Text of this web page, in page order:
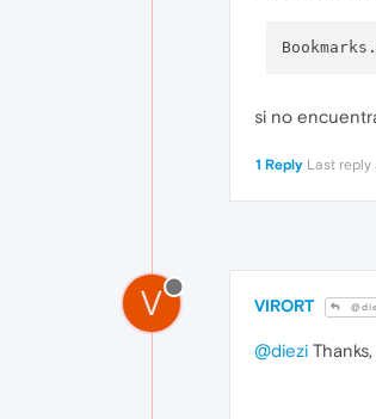
si no
1 Reply Last reply
V VIRORT
@diezi